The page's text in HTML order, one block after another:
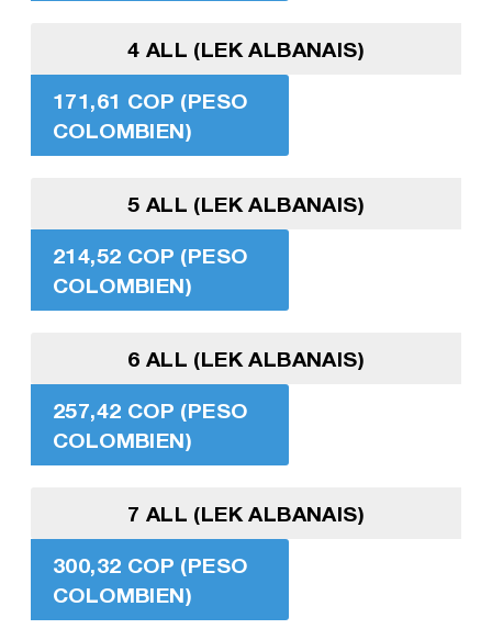
4 ALL (LEK ALBANAIS)
171,61 COP (PESO
COLOMBIEN)
5 ALL (LEK ALBANAIS)
214,52 COP (PESO
COLOMBIEN)
6 ALL (LEK ALBANAIS)
257,42 COP (PESO
COLOMBIEN)
7 ALL (LEK ALBANAIS)
300,32 COP (PESO
COLOMBIEN)